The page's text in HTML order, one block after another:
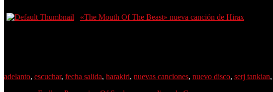
«The Mouth Of The Beast» nueva canción de Hirax
adelanto, escuchar, fecha salida, harakiri, nuevas canciones, nuevo disco, serj tankian,